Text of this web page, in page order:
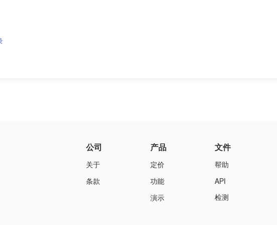
公司
关于
条款
产品
定价
功能
演示
文件
帮助
API
检测